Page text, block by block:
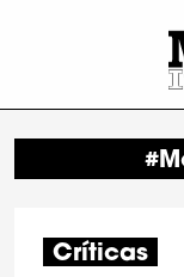
Críticas